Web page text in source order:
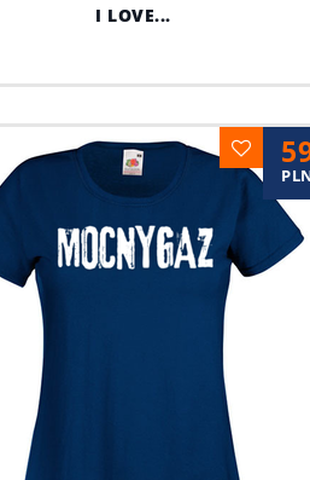
I LOVE...